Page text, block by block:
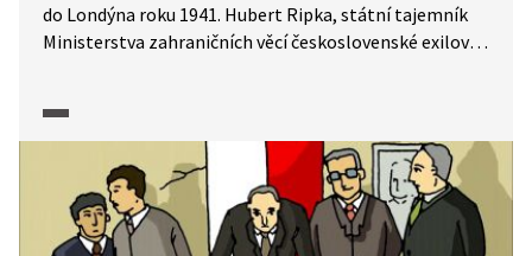
do Londýna roku 1941. Hubert Ripka, státní tajemník
Ministerstva zahraničních věcí československé exilové
a jak zapojit domácí odboj, Moravec se obává, že Němci
se budou na odboji mstít.